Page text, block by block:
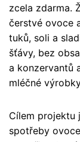
zcela zdarma.
čerstvé ovoce
tuků, soli a
šťávy, bez
a konzervantů
mléčné
Cílem projektu
spotřeby